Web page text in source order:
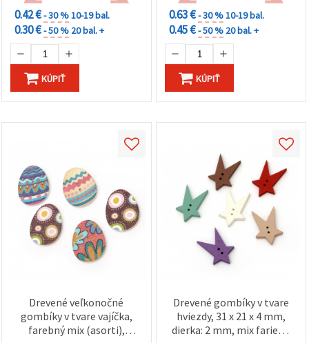
0.42 €- 30 %10-19 bal.
0.30 €- 50 % 20 bal. +
KÚPIŤ
0.63 €- 30 %10-19 bal.
0.45 €- 50 % 20 bal. +
KÚPIŤ
Drevené veľkonočné
gombíky v tvare vajíčka,
farebný mix (asorti),
Drevené gombíky v tvare
hviezdy, 31 x 21 x 4 mm,
dierka: 2 mm, mix farieb -